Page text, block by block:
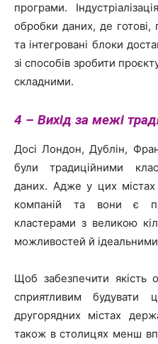
програми.
обробки даних, де готові,
та інтегровані блоки
зі способів зробити
складними.
4 – Вихід за межі
Досі Лондон, Дублін,
були традиційними
даних. Адже у цих містах
компаній та вони є
кластерами з великою
можливостей й ідеальними
Щоб забезпечити якість
сприятливим
другорядних містах
також в столицях менш